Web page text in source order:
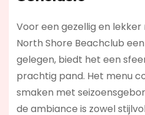
Voor een gezellig en
North Shore Beachclub
gelegen, biedt het een
prachtig pand. Het menu
smaken met
de ambiance is zowel